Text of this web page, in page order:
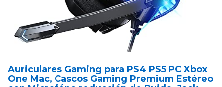
Auriculares Gaming para PS4 PS5 PC Xbox
One Mac, Cascos Gaming Premium Estéreo